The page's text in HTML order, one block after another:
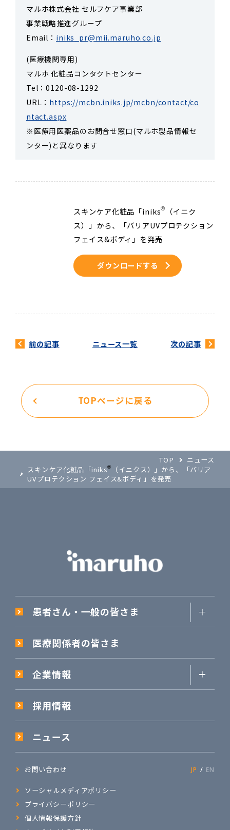
TOP
ニュース
スキンケア化粧品「iniks®
（イニクス）」から、「バリア
UVプロテクション フェイス&ボディ」を発売
マルホ株式会社 セルフケア事業部
事業戦略推進グループ
Email： iniks_pr@mii.maruho.co.jp
(医療機関専用)
マルホ 化粧品コンタクトセンター
Tel：0120-08-1292
URL： https://mcbn.iniks.jp/mcbn/contact/co
ntact.aspx
※医療用医薬品のお問合せ窓口(マルホ製品情報セ
ンター)と異なります
スキンケア化粧品「iniks®
（イニク
ス）」から、「バリアUVプロテクション
フェイス&ボディ」を発売
ダウンロードする
前の記事 ニュース一覧 次の記事
TOPページに戻る
患者さん・一般の皆さま
医療関係者の皆さま
企業情報
採用情報
ニュース
お問い合わせ JP EN
ソーシャルメディアポリシー
プライバシーポリシー
個人情報保護方針